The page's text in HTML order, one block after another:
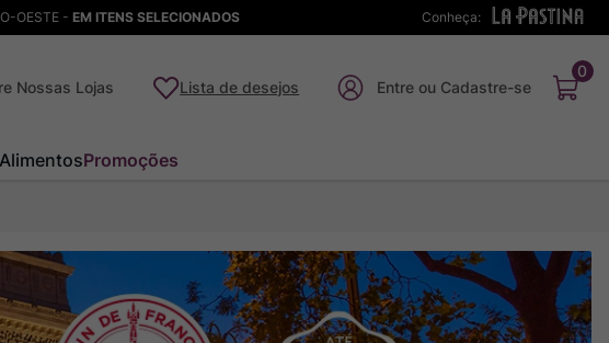
Conheça:
OESTE - EM ITENS SELECIONADOS
Nossas Lojas Lista de desejos
0
AlimentosPromoções